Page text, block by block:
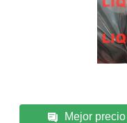
Mejor precio